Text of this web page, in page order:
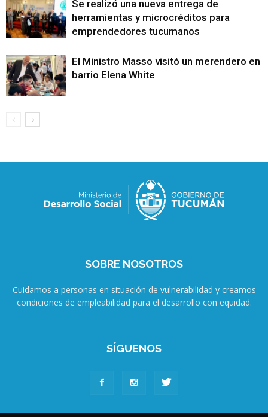
Se realizó una nueva entrega de
herramientas y microcréditos para
emprendedores tucumanos
El Ministro Masso visitó un merendero en
barrio Elena White
SOBRE NOSOTROS
Cuidamos a personas en situación de vulnerabilidad y creamos
condiciones de empleabilidad para el desarrollo con equidad.
SÍGUENOS